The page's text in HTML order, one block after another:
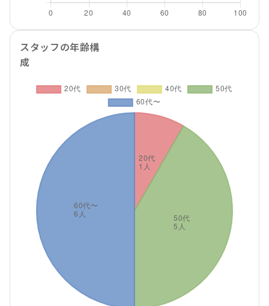
スタッフの年齢構
成